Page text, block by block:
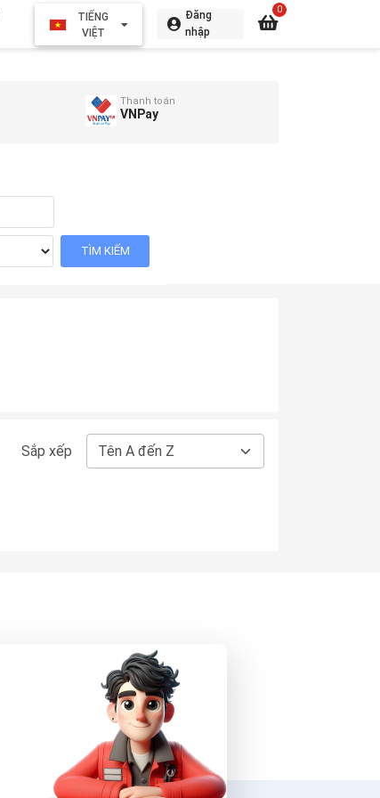
TIẾNG
VIỆT
Đăng
nhập
0
Thanh toán
VNPay
Sắp xếp